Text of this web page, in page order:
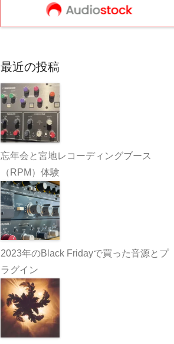
最近の投稿
忘年会と宮地レコーディングブース
（RPM）体験
2023年のBlack Fridayで買った音源とプ
ラグイン